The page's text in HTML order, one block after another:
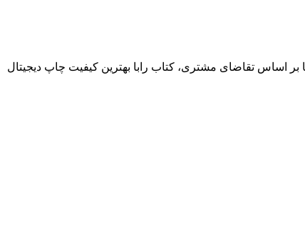
اساس تقاضای مشتری، کتاب رابا بهترین کیفیت چاپ دیجیتال